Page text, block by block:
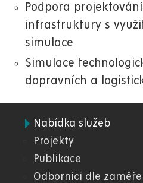
Podpora
infrastruktury s
simulace
Simulace
dopravních a
04.
FEI
Nabídka služeb
Projekty
Publikace
Odborníci dle